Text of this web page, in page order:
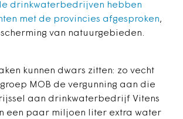
drinkwaterbedrijven hebben
met de provincies afgesproken,
van natuurgebieden.
kunnen dwars zitten: zo vecht
MOB de vergunning aan die
aan drinkwaterbedrijf Vitens
een paar miljoen liter extra water